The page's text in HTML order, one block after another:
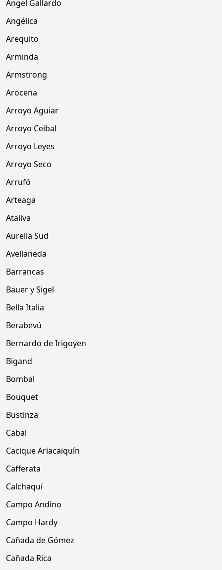
Angel Gallardo
Angélica
Arequito
Arminda
Armstrong
Arocena
Arroyo Aguiar
Arroyo Ceibal
Arroyo Leyes
Arroyo Seco
Arrufó
Arteaga
Ataliva
Aurelia Sud
Avellaneda
Barrancas
Bauer y Sigel
Bella Italia
Berabevú
Bernardo de Irigoyen
Bigand
Bombal
Bouquet
Bustinza
Cabal
Cacique Ariacaiquín
Cafferata
Calchaquí
Campo Andino
Campo Hardy
Cañada de Gómez
Cañada Rica